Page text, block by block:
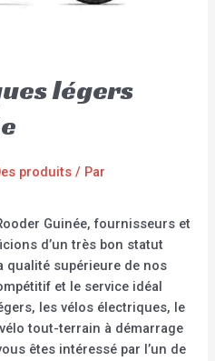
légers
produits / Par
Guinée, fournisseurs et
d’un très bon statut
qualité supérieure de nos
et le service idéal
les vélos électriques, le
tout-terrain à démarrage
êtes intéressé par l’un de